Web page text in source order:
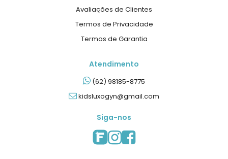
Avaliações de Clientes
Termos de Privacidade
Termos de Garantia
Atendimento
(62) 98185-8775
kidsluxogyn@gmail.com
Siga-nos